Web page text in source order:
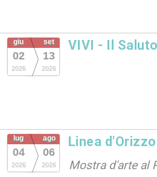
giu
02
2026
set
13
2026
VIVI - Il
lug
04
2026
ago
06
2026
Linea
Mostra d'arte al